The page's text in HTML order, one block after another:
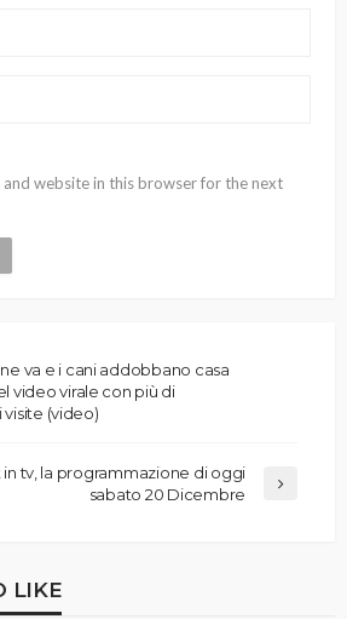
and website in this browser for the next
va e i cani addobbano casa
video virale con più di
(video)
in tv, la programmazione di oggi
sabato 20 Dicembre
LIKE